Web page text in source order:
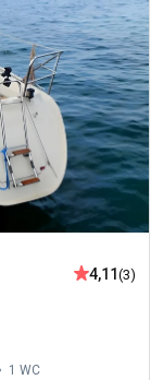
4,11 (3)
1 WC